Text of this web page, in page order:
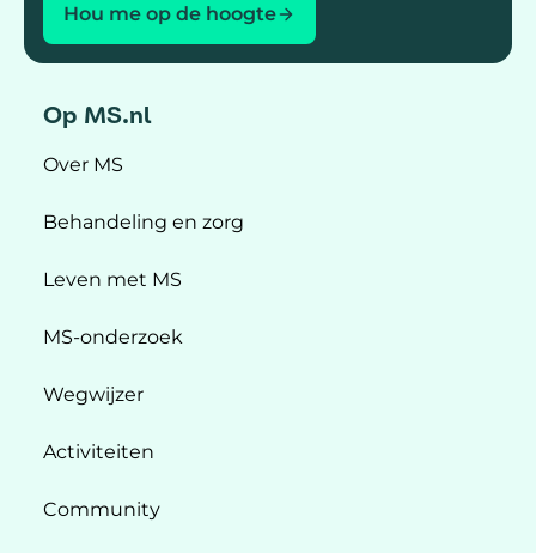
Hou me op de hoogte
Op MS.nl
Over MS
Behandeling en zorg
Leven met MS
MS-onderzoek
Wegwijzer
Activiteiten
Community